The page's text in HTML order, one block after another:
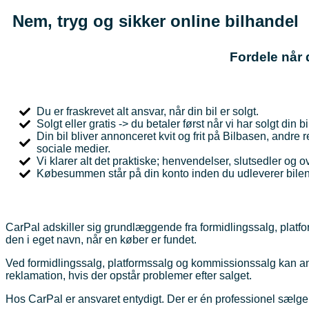
Nem, tryg og sikker online bilhandel
Fordele
Du er fraskrevet alt ansvar, når din bil er solgt.
Solgt eller gratis -> du betaler først når vi har solgt din
Din bil bliver annonceret kvit og frit på Bilbasen, andre
sociale medier.
Vi klarer alt det praktiske; henvendelser, slutsedler og
Købesummen står på din konto inden du udleverer
CarPal adskiller sig grundlæggende fra formidlingssalg,
den i eget navn, når en køber er fundet.
Ved formidlingssalg, platformssalg og kommissionssalg kan
reklamation, hvis der opstår problemer efter salget.
Hos CarPal er ansvaret entydigt. Der er én professionel